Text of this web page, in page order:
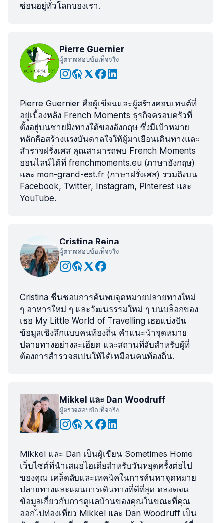
ซ่อนอยู่ทั่วโลกของเรา.
Pierre Guernier
ผู้ตรวจสอบข้อเท็จจริง
Pierre Guernier คือผู้เขียนและผู้สร้างคอนเทนต์ที่
อยู่เบื้องหลัง French Moments ธุรกิจครอบครัวที่
ตั้งอยู่บนชายฝั่งทางใต้ของอังกฤษ ซึ่งมีเป้าหมาย
หลักคือสร้างแรงบันดาลใจให้ผู้มาเยือนเดินทางและ
สำรวจฝรั่งเศส คุณสามารถพบ French Moments
ออนไลน์ได้ที่ frenchmoments.eu (ภาษาอังกฤษ)
และ mon-grand-est.fr (ภาษาฝรั่งเศส) รวมถึงบน
Facebook, Twitter, Instagram, Pinterest และ
YouTube.
Cristina Reina
ผู้ตรวจสอบข้อเท็จจริง
Cristina ชื่นชอบการค้นพบจุดหมายปลายทางใหม่
ๆ อาหารใหม่ ๆ และวัฒนธรรมใหม่ ๆ บนบล็อกของ
เธอ My Little World of Travelling เธอแบ่งปัน
ข้อมูลเชิงลึกแบบคนท้องถิ่น คำแนะนำจุดหมาย
ปลายทางอย่างละเอียด และสถานที่ลับสำหรับผู้ที่
ต้องการสำรวจสเปนให้ได้เหมือนคนท้องถิ่น.
Mikkel และ Dan Woodruff
ผู้ตรวจสอบข้อเท็จจริง
Mikkel และ Dan เป็นผู้เขียน Sometimes Home
เว็บไซต์ที่นำเสนอไอเดียสำหรับวันหยุดครั้งต่อไป
ของคุณ เคล็ดลับและเทคนิคในการค้นหาจุดหมาย
ปลายทางและแผนการเดินทางที่ดีที่สุด ตลอดจน
ข้อมูลเกี่ยวกับการดูแลบ้านของคุณในขณะที่คุณ
ออกไปท่องเที่ยว Mikkel และ Dan Woodruff เป็น